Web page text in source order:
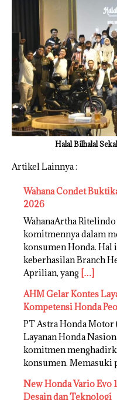
Halal Bilhalal
Artikel Lainnya :
Wahana Condet
2026
WahanaArtha
komitmennya dalam
konsumen Honda.
keberhasilan Branch
Aprilian, yang […]
AHM Gelar Kontes
Kompetensi Honda
PT Astra Honda Motor
Layanan Honda
komitmen
konsumen. Memasuki
New Honda Vario Evo
Desain dan Teknologi